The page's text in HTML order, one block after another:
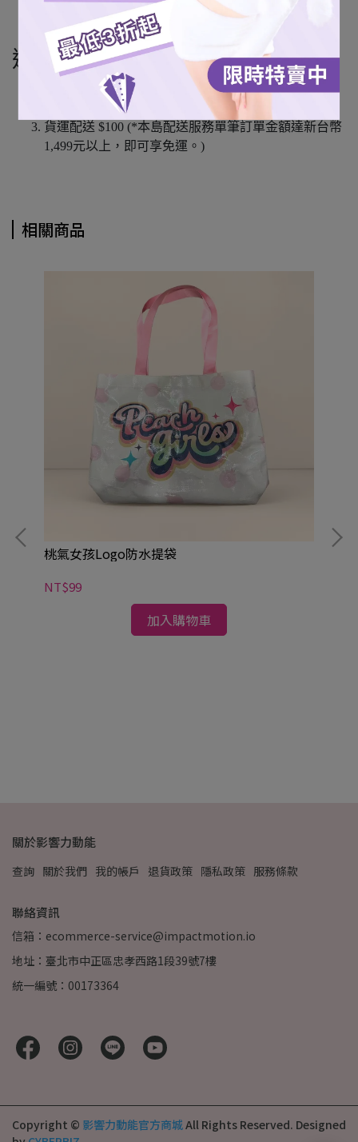
全家超商取貨 (僅限本島)
宅配通 (僅限本島)
運費說明
本島超商取貨 $60
離島7-11取貨 $100
貨運配送 $100 (*本島配送服務單筆訂單金額達新台幣
1,499元以上，即可享免運。)
相關商品
桃氣女孩Logo防水提袋
NT$99
加入購物車
關於影響力動能
查詢 關於我們 我的帳戶 退貨政策 隱私政策 服務條款
聯絡資訊
信箱：ecommerce-service@impactmotion.io
地址：臺北市中正區忠孝西路1段39號7樓
統一編號：00173364
Copyright © 影響力動能官方商城All Rights Reserved. Designed